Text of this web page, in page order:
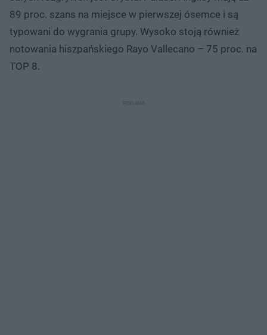
89 proc. szans na miejsce w pierwszej ósemce i są
typowani do wygrania grupy. Wysoko stoją również
notowania hiszpańskiego Rayo Vallecano – 75 proc. na
TOP 8.